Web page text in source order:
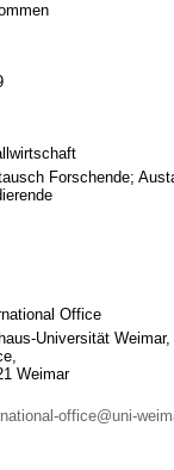
Forschende;
Office
Universität
Weimar
office@uni-